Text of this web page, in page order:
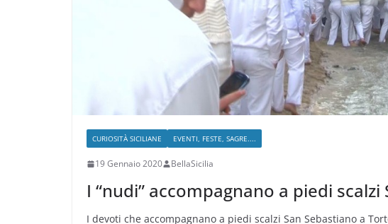
CURIOSITÀ SICILIANE EVENTI, FESTE, SAGRE....
19 Gennaio 2020 BellaSicilia
I “nudi” accompagnano a piedi scalzi
I devoti che accompagnano a piedi scalzi San Sebastiano a